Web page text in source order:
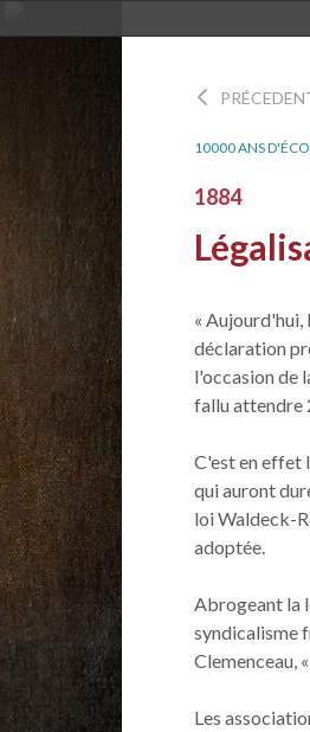
10000 ANS
1884
« Aujourd'hui,
déclaration
l'occasion de
fallu attendre
C'est en effet
qui auront
loi Waldeck-
adoptée.
Abrogeant la
syndicalisme
Clemenceau,
Les